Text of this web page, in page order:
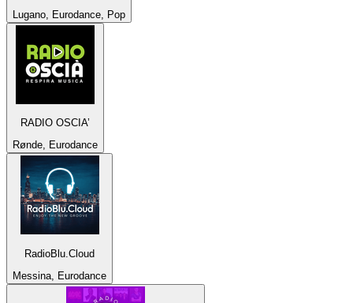
Lugano, Eurodance, Pop
RADIO OSCIA’
Rønde, Eurodance
RadioBlu.Cloud
Messina, Eurodance